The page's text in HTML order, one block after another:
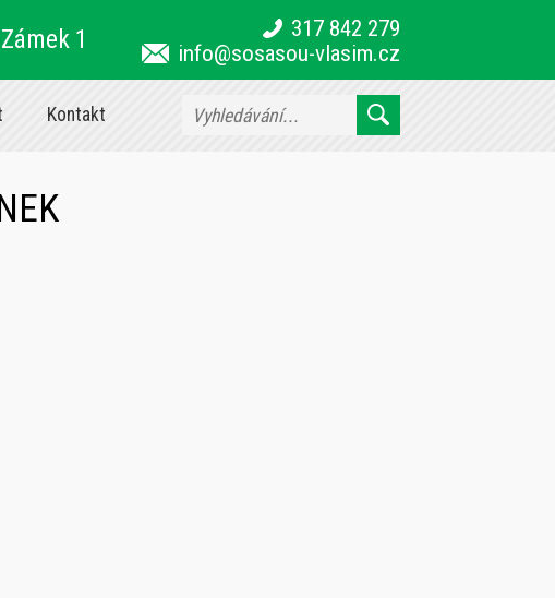
1
317 842 279
info@sosasou-vlasim.cz
Kontakt